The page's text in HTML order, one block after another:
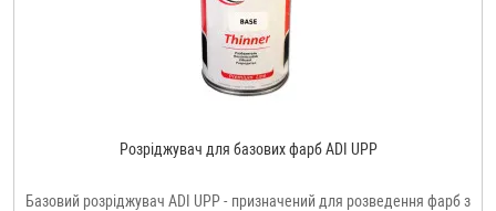
Розріджувач для базових фарб ADI UPP
Базовий розріджувач ADI UPP - призначений для розведення фарб з